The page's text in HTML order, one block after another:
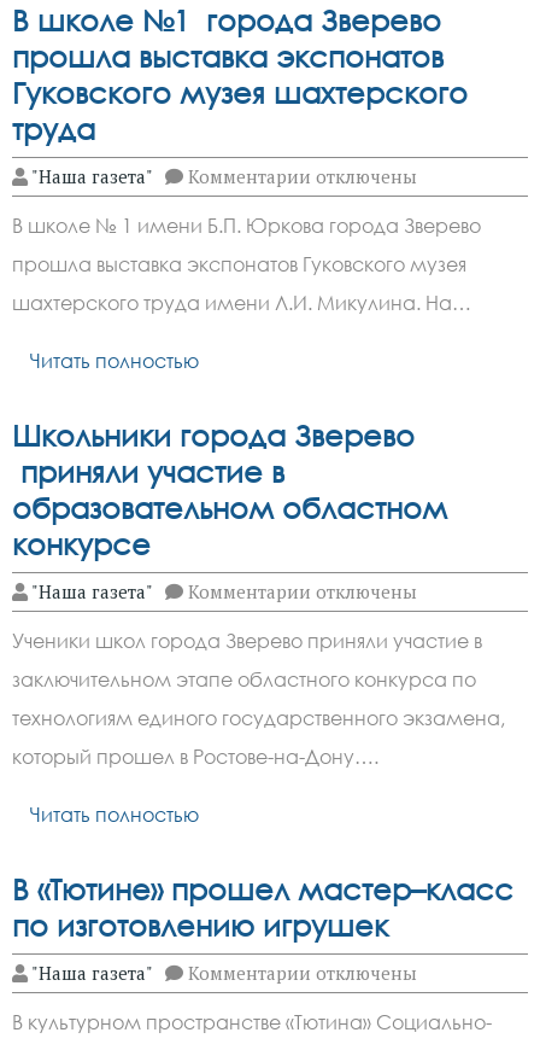
В школе №1 города Зверево
прошла выставка экспонатов
Гуковского музея шахтерского
труда
"Наша газета" Комментарии к
записи
школе
№1
города
Зверево
прошла
труда
отключены
В школе № 1 имени Б.П. Юркова города Зверево
прошла выставка экспонатов Гуковского музея
шахтерского труда имени Л.И. Микулина. На…
Читать полностью
Школьники города Зверево
приняли участие в
образовательном областном
конкурсе
"Наша газета" Комментарии к
записи
города
Зверево
приняли
участие
в
образовательном
областном
отключены
Ученики школ города Зверево приняли участие в
заключительном этапе областного конкурса по
технологиям единого государственного экзамена,
который прошел в Ростове-на-Дону….
Читать полностью
В «Тютине» прошел мастер–класс
по изготовлению игрушек
"Наша газета" Комментарии к
записи
«Тютине»
отключены
В культурном пространстве «Тютина» Социально-